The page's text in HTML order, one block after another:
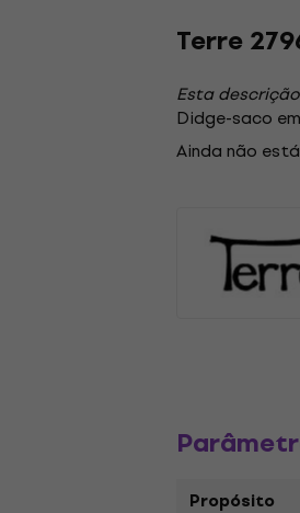
Terre
Esta
Didge-saco
Ainda não
Propósito